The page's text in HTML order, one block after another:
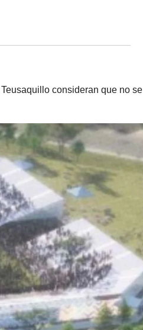
consideran que no se